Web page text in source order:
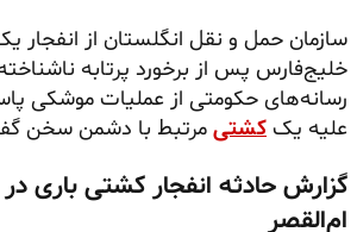
سازمان حمل و نقل انگلستان از انفجار
خلیج‌فارس پس از برخورد پرتابه
رسانه‌های حکومتی از عملیات موشکی
علیه یک کشتی مرتبط با دشمن سخن
گزارش حادثه انفجار کشتی باری
ام‌القصر